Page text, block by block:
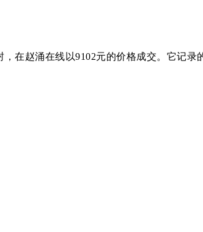
，在赵涌在线 以9102元的价格成交。它记录